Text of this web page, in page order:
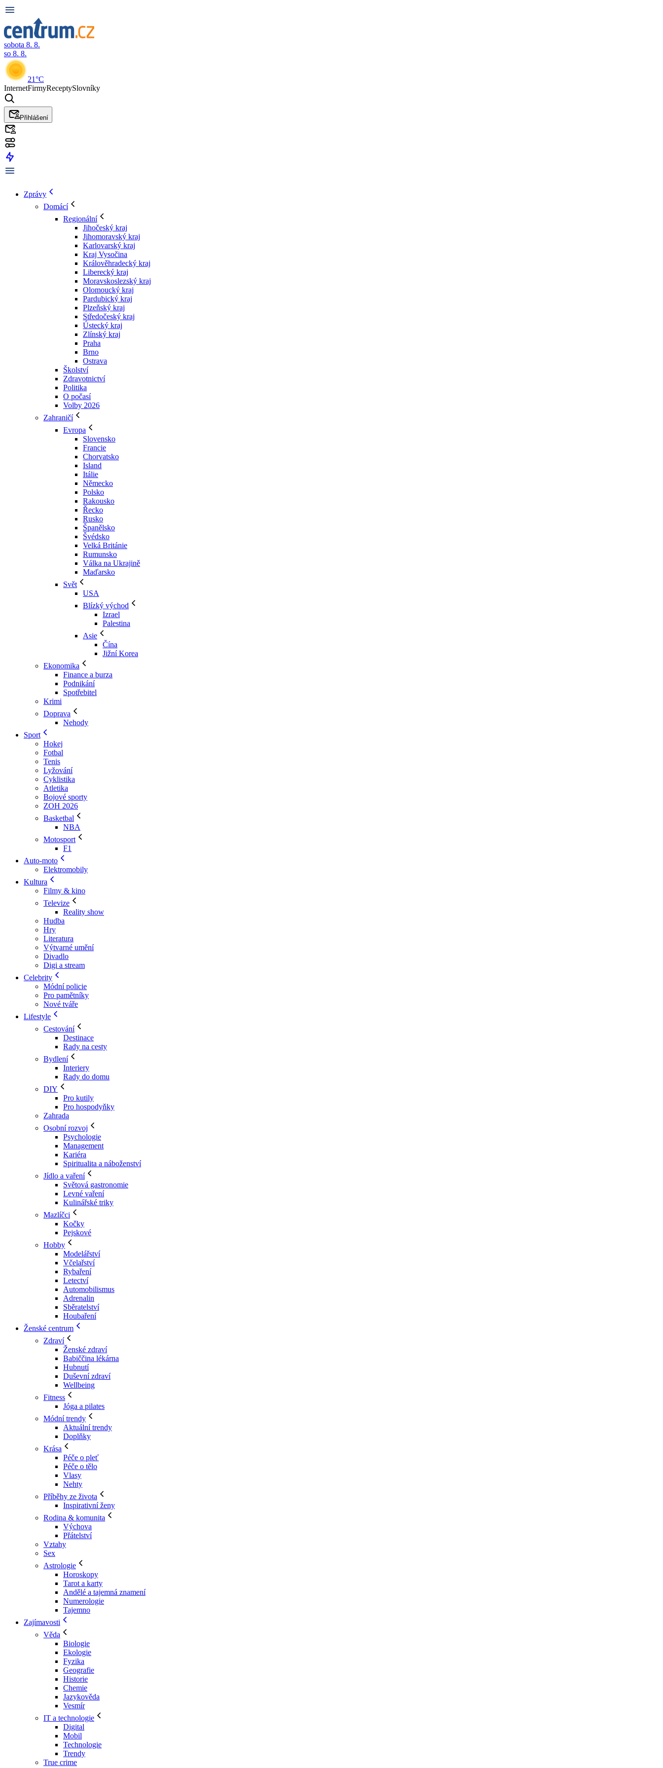
sobota 8. 8.
so 8. 8.
21°C
InternetFirmyReceptySlovníky
Přihlášení
Zprávy
Domácí
Regionální
Jihočeský kraj
Jihomoravský kraj
Karlovarský kraj
Kraj Vysočina
Králověhradecký kraj
Liberecký kraj
Moravskoslezský kraj
Olomoucký kraj
Pardubický kraj
Plzeňský kraj
Středočeský kraj
Ústecký kraj
Zlínský kraj
Praha
Brno
Ostrava
Školství
Zdravotnictví
Politika
O počasí
Volby 2026
Zahraničí
Evropa
Slovensko
Francie
Chorvatsko
Island
Itálie
Německo
Polsko
Rakousko
Řecko
Rusko
Španělsko
Švédsko
Velká Británie
Rumunsko
Válka na Ukrajině
Maďarsko
Svět
USA
Blízký východ
Izrael
Palestina
Asie
Čína
Jižní Korea
Ekonomika
Finance a burza
Podnikání
Spotřebitel
Krimi
Doprava
Nehody
Sport
Hokej
Fotbal
Tenis
Lyžování
Cyklistika
Atletika
Bojové sporty
ZOH 2026
Basketbal
NBA
Motosport
F1
Auto-moto
Elektromobily
Kultura
Filmy & kino
Televize
Reality show
Hudba
Hry
Literatura
Výtvarné umění
Divadlo
Digi a stream
Celebrity
Módní policie
Pro pamětníky
Nové tváře
Lifestyle
Cestování
Destinace
Rady na cesty
Bydlení
Interiery
Rady do domu
DIY
Pro kutily
Pro hospodyňky
Zahrada
Osobní rozvoj
Psychologie
Management
Kariéra
Spiritualita a náboženství
Jídlo a vaření
Světová gastronomie
Levné vaření
Kulinářské triky
Mazlíčci
Kočky
Pejskové
Hobby
Modelářství
Včelařství
Rybaření
Letectví
Automobilismus
Adrenalin
Sběratelství
Houbaření
Ženské centrum
Zdraví
Ženské zdraví
Babiččina lékárna
Hubnutí
Duševní zdraví
Wellbeing
Fitness
Jóga a pilates
Módní trendy
Aktuální trendy
Doplňky
Krása
Péče o pleť
Péče o tělo
Vlasy
Nehty
Příběhy ze života
Inspirativní ženy
Rodina & komunita
Výchova
Přátelství
Vztahy
Sex
Astrologie
Horoskopy
Tarot a karty
Andělé a tajemná znamení
Numerologie
Tajemno
Zajímavosti
Věda
Biologie
Ekologie
Fyzika
Geografie
Historie
Chemie
Jazykověda
Vesmír
IT a technologie
Digital
Mobil
Technologie
Trendy
True crime